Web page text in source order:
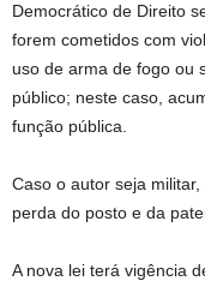
Democrático de Direito
forem cometidos com
uso de arma de fogo ou
público; neste caso,
função pública.
Caso o autor seja
perda do posto e da
A nova lei terá vigência